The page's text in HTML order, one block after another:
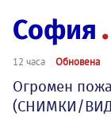
София
12 часа Обновена
Огромен
(СНИМКИ/